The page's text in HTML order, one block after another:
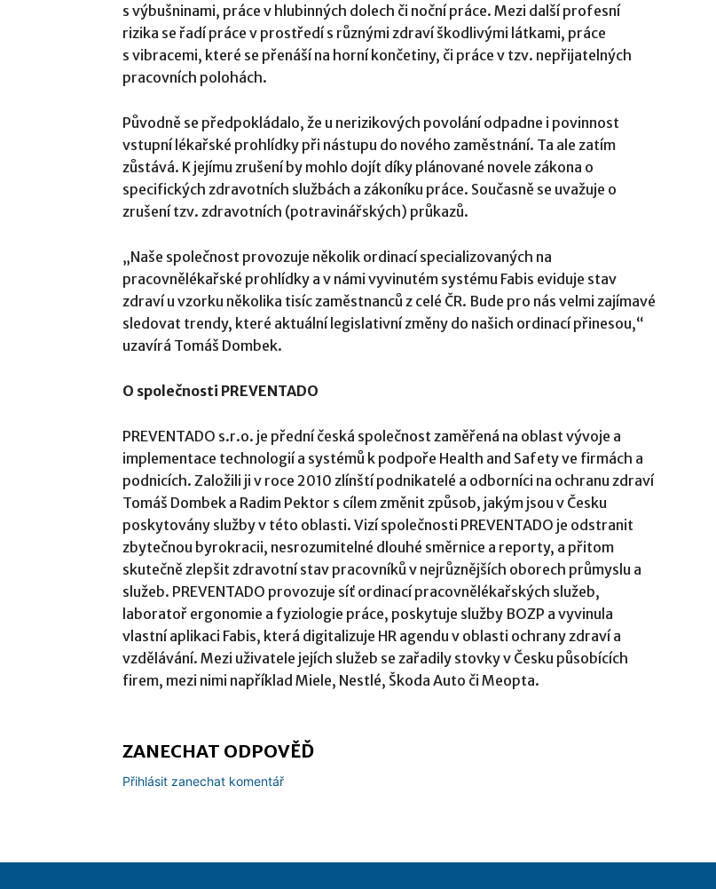
s výbušninami, práce v hlubinných dolech či noční práce. Mezi další profesní
rizika se řadí práce v prostředí s různými zdraví škodlivými látkami, práce
s vibracemi, které se přenáší na horní končetiny, či práce v tzv. nepřijatelných
pracovních polohách.
Původně se předpokládalo, že u nerizikových povolání odpadne i povinnost
vstupní lékařské prohlídky při nástupu do nového zaměstnání. Ta ale zatím
zůstává. K jejímu zrušení by mohlo dojít díky plánované novele zákona o
specifických zdravotních službách a zákoníku práce. Současně se uvažuje o
zrušení tzv. zdravotních (potravinářských) průkazů.
„Naše společnost provozuje několik ordinací specializovaných na
pracovnělékařské prohlídky a v námi vyvinutém systému Fabis eviduje stav
zdraví u vzorku několika tisíc zaměstnanců z celé ČR. Bude pro nás velmi zajímavé
sledovat trendy, které aktuální legislativní změny do našich ordinací přinesou,“
uzavírá Tomáš Dombek.
O společnosti PREVENTADO
PREVENTADO s.r.o. je přední česká společnost zaměřená na oblast vývoje a
implementace technologií a systémů k podpoře Health and Safety ve firmách a
podnicích. Založili ji v roce 2010 zlínští podnikatelé a odborníci na ochranu zdraví
Tomáš Dombek a Radim Pektor s cílem změnit způsob, jakým jsou v Česku
poskytovány služby v této oblasti. Vizí společnosti PREVENTADO je odstranit
zbytečnou byrokracii, nesrozumitelné dlouhé směrnice a reporty, a přitom
skutečně zlepšit zdravotní stav pracovníků v nejrůznějších oborech průmyslu a
služeb. PREVENTADO provozuje síť ordinací pracovnělékařských služeb,
laboratoř ergonomie a fyziologie práce, poskytuje služby BOZP a vyvinula
vlastní aplikaci Fabis, která digitalizuje HR agendu v oblasti ochrany zdraví a
vzdělávání. Mezi uživatele jejích služeb se zařadily stovky v Česku působících
firem, mezi nimi například Miele, Nestlé, Škoda Auto či Meopta.
ZANECHAT ODPOVĚĎ
Přihlásit zanechat komentář